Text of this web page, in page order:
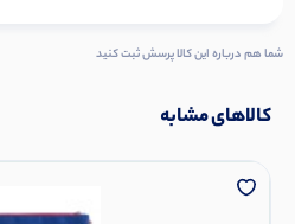
شما هم درباره این کالا پرسش ثبت کنید
کالاهای مشابه